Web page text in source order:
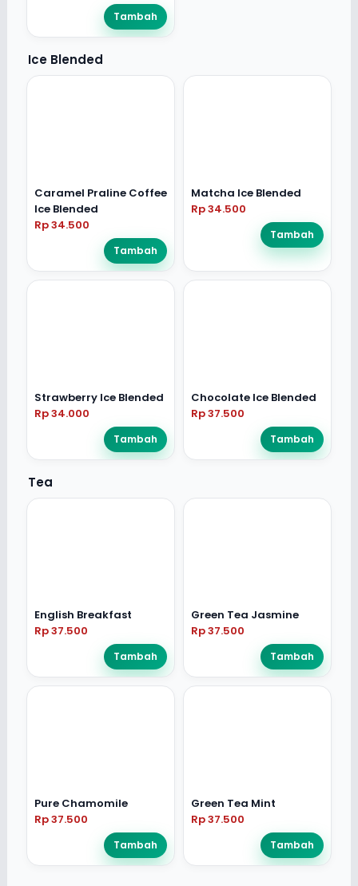
Tambah
Ice Blended
Caramel Praline Coffee
Ice Blended
Rp 34.500
Tambah
Matcha Ice Blended
Rp 34.500
Tambah
Strawberry Ice Blended
Rp 34.000
Tambah
Chocolate Ice Blended
Rp 37.500
Tambah
Tea
English Breakfast
Rp 37.500
Tambah
Green Tea Jasmine
Rp 37.500
Tambah
Pure Chamomile
Rp 37.500
Tambah
Green Tea Mint
Rp 37.500
Tambah